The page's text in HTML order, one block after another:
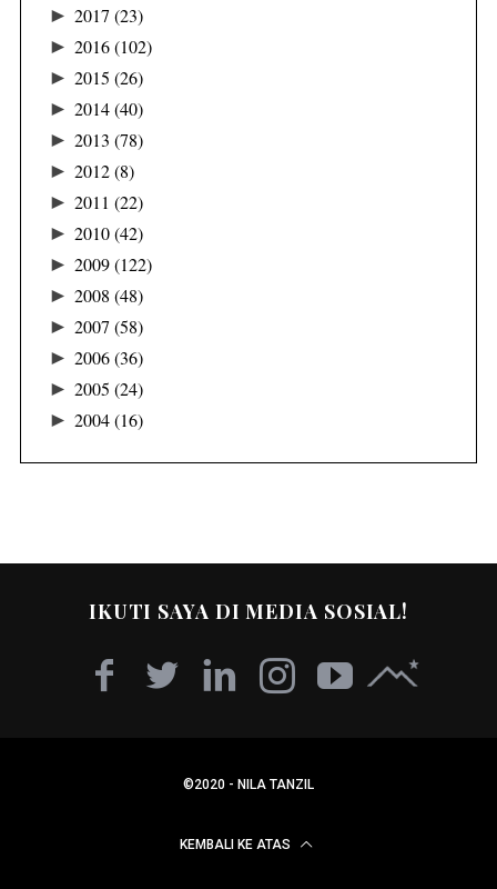
► 2017 (23)
► 2016(102)
► 2015 (26)
► 2014(40)
► 2013 (78)
► 2012(8)
► 2011 (22)
► 2010(42)
► 2009(122)
► 2008 (48)
► 2007 (58)
► 2006(36)
► 2005 (24)
► 2004(16)
IKUTI SAYA DI MEDIA SOSIAL!
©2020 - NILA TANZIL
KEMBALI KE ATAS